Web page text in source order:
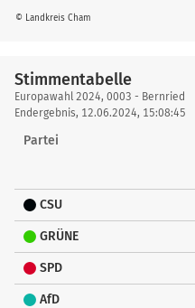
© Landkreis Cham
Stimmentabelle
Stimmentabelle
Europawahl 2024, 0003 - Bernried
Endergebnis, 12.06.2024, 15:08:45
Partei
CSU
GRÜNE
SPD
AfD